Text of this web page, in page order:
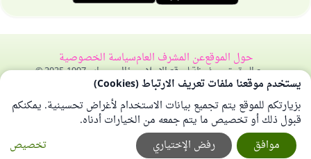
حول الموقععن المشرف العامسياسة الخصوصية
جميع الحقوق محفوظة لموقع الإسلام سؤال وجواب 1997-2025 ©
يستخدم موقعنا ملفات تعريف الارتباط (Cookies)
بزيارتكم للموقع يتم تجميع بيانات الاستخدام لأغراض تحسينية. يمكنكم
قبول ذلك أو تخصيص ما يتم جمعه من الخيارات أدناه.
تخصيص
رفض الإختياري موافق